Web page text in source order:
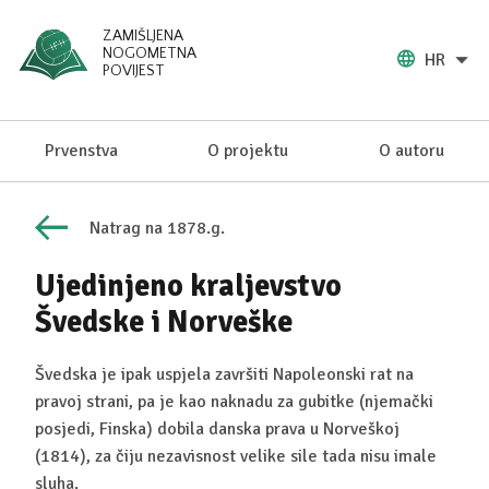
ZAMIŠLJENA
NOGOMETNA
POVIJEST
HR
Prvenstva O projektu O autoru
Natrag na 1878.g.
Ujedinjeno kraljevstvo
Švedske i Norveške
Švedska je ipak uspjela završiti Napoleonski rat na
pravoj strani, pa je kao naknadu za gubitke (njemački
posjedi, Finska) dobila danska prava u Norveškoj
(1814), za čiju nezavisnost velike sile tada nisu imale
sluha.